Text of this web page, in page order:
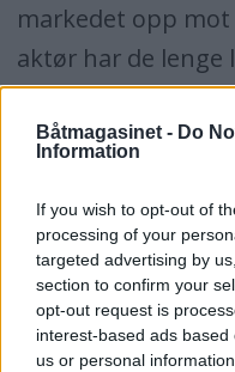
Båtmagasinet - Do
Information
If you wish to opt-out of
processing of your
targeted advertising by
section to confirm your
opt-out request is
interest-based ads
us or personal
markedet opp
aktør har de lenge
Azimut-Benetti og
båter som
Vidar Lund hos
Italmarin AS.